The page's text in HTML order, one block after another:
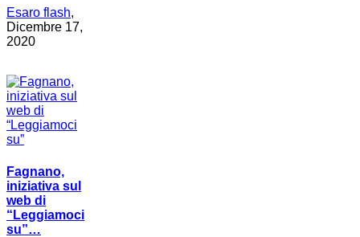
Esaro flash,
Dicembre 17,
2020
Fagnano,
iniziativa sul
web di
“Leggiamoci
su”…